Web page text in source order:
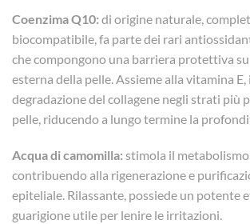
Coenzima Q10: di origine naturale,
biocompatibile, fa parte dei rari
che compongono una barriera protettiva
esterna della pelle. Assieme alla vitamina E,
degradazione del collagene negli strati più
pelle, riducendo a lungo termine la
Acqua di camomilla: stimola il
contribuendo alla rigenerazione e
epiteliale. Rilassante, possiede un potente
guarigione utile per lenire le irritazioni.